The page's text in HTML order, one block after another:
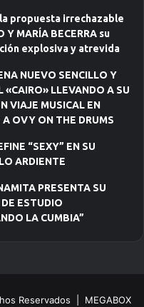
la propuesta irrechazable
Y MARÍA BECERRA su
explosiva y atrevida
NUEVO SENCILLO Y
«CAIRO» LLEVANDO A SU
VIAJE MUSICAL EN
OVY ON THE DRUMS
“SEXY” EN SU
ARDIENTE
PRESENTA SU
ESTUDIO
LA CUMBIA”
Reservados | MEGABOX